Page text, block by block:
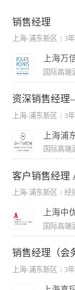
销售经理
上海-浦东新区 | 3
上海万
国际高端
资深销售经理
上海-浦东新区 3
上海浦
国际高端
客户销售经理
上海-浦东新区 经
上海中
国际高端
上海-浦东新区 3